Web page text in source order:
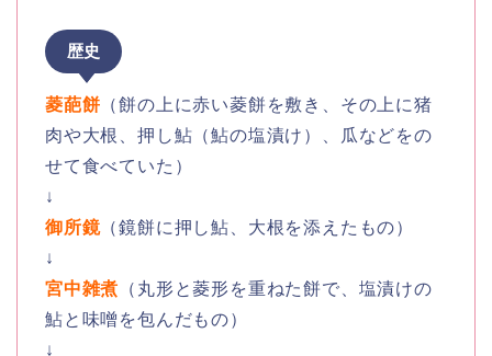
歴史
菱葩餅 （餅の上に赤い菱餅を敷き、その上に猪
肉や大根、押し鮎（鮎の塩漬け）、瓜などをの
せて食べていた）
↓
御所鏡（鏡餅に押し鮎、大根を添えたもの）
↓
宮中雑煮 （丸形と菱形を重ねた餅で、塩漬けの
鮎と味噌を包んだもの）
↓